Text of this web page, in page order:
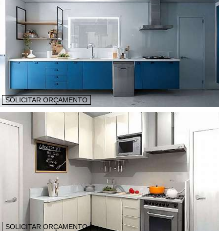
SOLICITAR ORÇAMENTO
SOLICITAR ORÇAMENTO